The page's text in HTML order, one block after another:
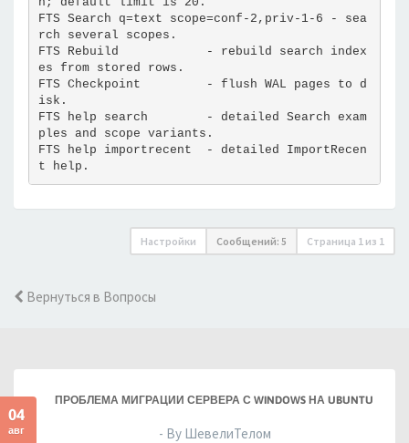
FTS Search q=text scope=conf-2,priv-1-6 - sea
rch several scopes.
FTS Rebuild            - rebuild search index
es from stored rows.
FTS Checkpoint         - flush WAL pages to d
isk.
FTS help search        - detailed Search exam
ples and scope variants.
FTS help importrecent  - detailed ImportRecen
t help.
Настройки Сообщений: 5 Страница 1 из 1
Вернуться в Вопросы
04
авг
ПРОБЛЕМА МИГРАЦИИ СЕРВЕРА С WINDOWS НА UBUNTU
- By ШевелиТелом